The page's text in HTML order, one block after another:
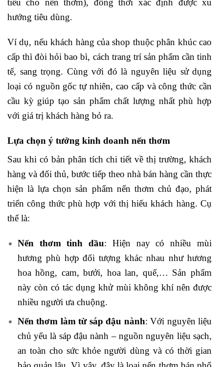
tiêu cho nến thơm), đồng thời xác định được xu
hướng tiêu dùng.
Ví dụ, nếu khách hàng của shop thuộc phân khúc cao
cấp thì đòi hỏi bao bì, cách trang trí sản phẩm cần tinh
tế, sang trọng. Cùng với đó là nguyên liệu sử dụng
loại có nguồn gốc tự nhiên, cao cấp và công thức cần
cầu kỳ giúp tạo sản phẩm chất lượng nhất phù hợp
với giá trị khách hàng bỏ ra.
Lựa chọn ý tưởng kinh doanh nến thơm
Sau khi có bản phân tích chi tiết về thị trường, khách
hàng và đối thủ, bước tiếp theo nhà bán hàng cần thực
hiện là lựa chọn sản phẩm nến thơm chủ đạo, phát
triển công thức phù hợp với thị hiếu khách hàng. Cụ
thể là:
Nến thơm tinh dầu: Hiện nay có nhiều mùi
hương phù hợp đối tượng khác nhau như hương
hoa hồng, cam, bưởi, hoa lan, quế,… Sản phẩm
này còn có tác dụng khử mùi không khí nên được
nhiều người ưa chuộng.
Nến thơm làm từ sáp đậu nành: Với nguyên liệu
chủ yếu là sáp đậu nành – nguồn nguyên liệu sạch,
an toàn cho sức khỏe người dùng và có thời gian